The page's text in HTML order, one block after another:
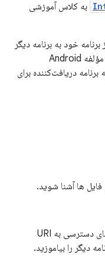
به کلاس آموزشی
خود به برنامه دیگر
دریافت‌کننده برای
فایل ها آشنا شوید.
با ایجاد URI محتوا برای فایل، اعطای مجوزهای دسترسی به URI